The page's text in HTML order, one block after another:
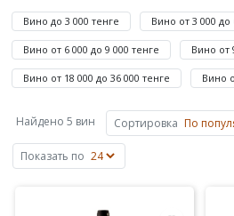
630
до
873
365
—
Trimbach,
Wolfberger.
Вино до 3 000 тенге Вино от 3 000 до
Вино от 6 000 до 9 000 тенге Вино от
Вино от 18 000 до 36 000 тенге Вино
Найдено 5 вин Сортировка
Показать по